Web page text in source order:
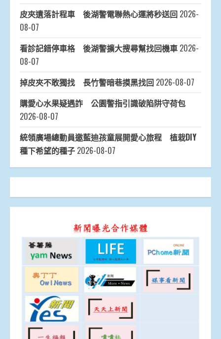
皮夾遺落計程車 後湖警電聯熱心運將秒送回 2026-
08-07
看診記錯停車格 後湖警擴大搜尋幫找回機車 2026-
08-07
掉皮夾不敢獨找 長竹警暗巷摸黑找回 2026-08-07
購愛心水果疑遇詐 公園警指引識破陷阱守荷包
2026-08-07
統領廣場總動員邀藍迪孩童展開愛心旅程 植栽DIY
種下希望的種子 2026-08-07